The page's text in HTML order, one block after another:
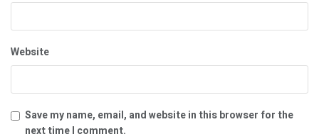
Website
Save my name, email, and website in this browser for the
next time I comment.